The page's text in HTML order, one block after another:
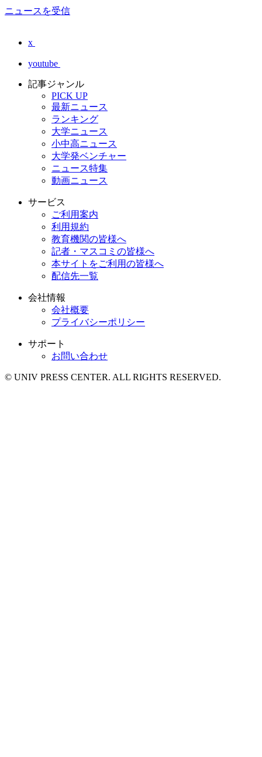
ニュースを受信
x
youtube
記事ジャンル
PICK UP
最新ニュース
ランキング
大学ニュース
小中高ニュース
大学発ベンチャー
ニュース特集
動画ニュース
サービス
ご利用案内
利用規約
教育機関の皆様へ
記者・マスコミの皆様へ
本サイトをご利用の皆様へ
配信先一覧
会社情報
会社概要
プライバシーポリシー
サポート
お問い合わせ
© UNIV PRESS CENTER. ALL RIGHTS RESERVED.